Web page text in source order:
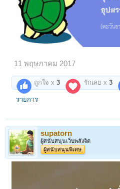
11 พฤษภาคม 2017
ถูกใจ x3 รักเลย x3
รายการ
supatorn
ผู้สนับสนุนเว็บพลังจิต
ผู้สนับสนุนพิเศษ